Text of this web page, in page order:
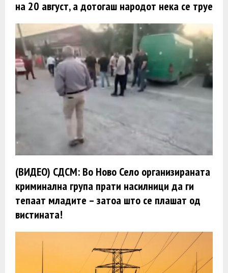
на 20 август, а дотогаш народот нека се труе
(ВИДЕО) СДСМ: Во Ново Село организираната
криминална група прати насилници да ги
тепаат младите – затоа што се плашат од
вистината!